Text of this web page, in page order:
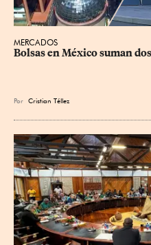
MERCADOS
Bolsas en México suman
Por Cristian Téllez